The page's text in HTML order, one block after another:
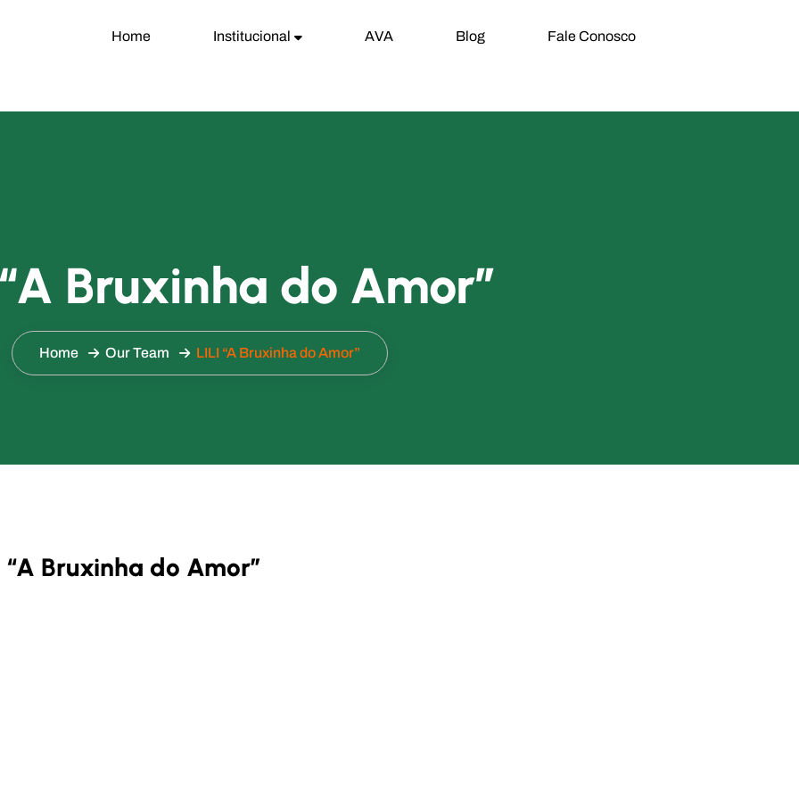
Home Institucional AVA Blog Fale Conosco
Bruxinha do Amor”
Home Our Team LILI “A Bruxinha do Amor”
“A Bruxinha do Amor”